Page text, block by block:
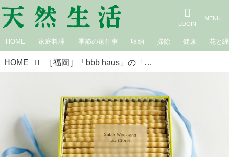
HOME 家庭料理 季節の家仕事 収納 掃除 健康 花と緑
HOME ［福岡］「bbb haus」の「サブレ・ウィークエンド・シトロン」発売